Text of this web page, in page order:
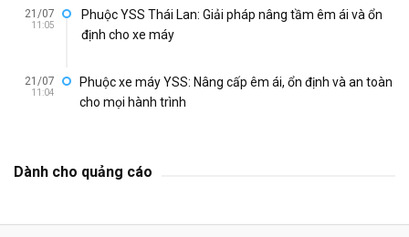
21/07
11:05
Phuộc YSS Thái Lan: Giải pháp nâng tầm êm ái và ổn
định cho xe máy
21/07
11:04
Phuộc xe máy YSS: Nâng cấp êm ái, ổn định và an toàn
cho mọi hành trình
Dành cho quảng cáo